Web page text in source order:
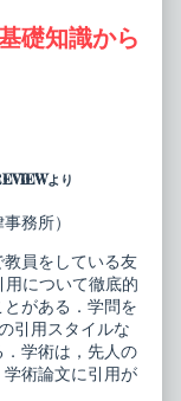
礎知識から
より
務所）
員をしている友
について徹底的
がある．学問を
引用スタイルな
学術は，先人の
術論文に引用が